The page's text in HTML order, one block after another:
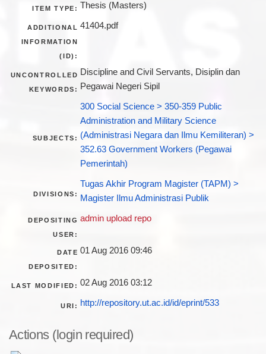
ITEM TYPE: Thesis (Masters)
ADDITIONAL
INFORMATION
(ID):
41404.pdf
UNCONTROLLED
KEYWORDS:
Discipline and Civil Servants, Disiplin dan
Pegawai Negeri Sipil
SUBJECTS:
300 Social Science > 350-359 Public
Administration and Military Science
(Administrasi Negara dan Ilmu Kemiliteran) >
352.63 Government Workers (Pegawai
Pemerintah)
DIVISIONS:
Tugas Akhir Program Magister (TAPM) >
Magister Ilmu Administrasi Publik
DEPOSITING
USER:
admin upload repo
DATE
DEPOSITED:
01 Aug 2016 09:46
LAST MODIFIED: 02 Aug 2016 03:12
URI: http://repository.ut.ac.id/id/eprint/533
Actions (login required)